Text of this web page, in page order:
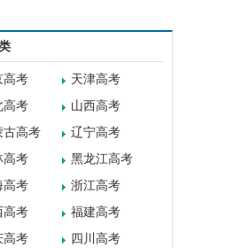
高考
天津高考
高考
山西高考
古高考
辽宁高考
高考
黑龙江高考
高考
浙江高考
高考
福建高考
高考
四川高考